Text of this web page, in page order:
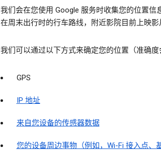
我们会在您使用 Google 服务时收集您的位置信
在周末出行时的行车路线，附近影院目前上映影
我们可以通过以下方式来确定您的位置（准确度
GPS
IP 地址
来自您设备的传感器数据
您的设备周边事物（例如，Wi-Fi 接入点、